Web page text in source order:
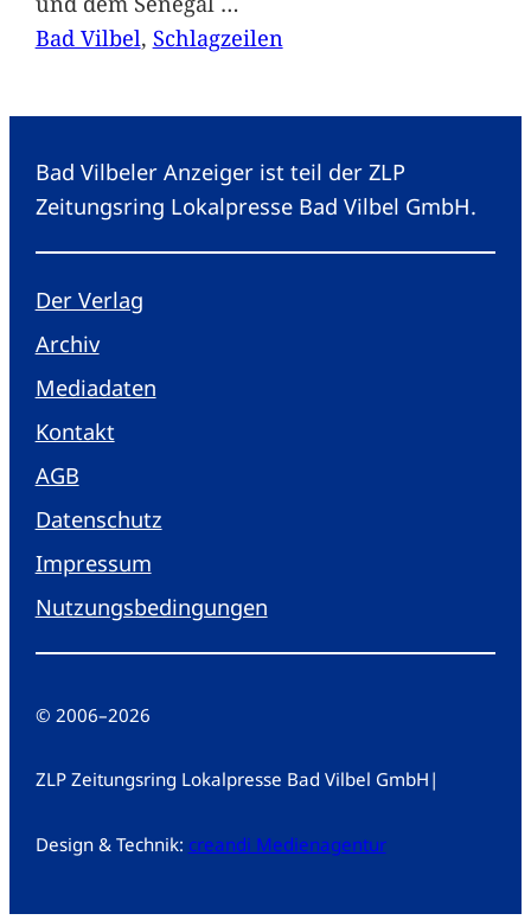
Bad Vilbel, Schlagzeilen
Bad Vilbeler Anzeiger ist teil der ZLP
Zeitungsring Lokalpresse Bad Vilbel GmbH.
Der Verlag
Archiv
Mediadaten
Kontakt
AGB
Datenschutz
Impressum
Nutzungsbedingungen
© 2006–2026
ZLP Zeitungsring Lokalpresse Bad Vilbel GmbH |
Design & Technik: creandi Medienagentur